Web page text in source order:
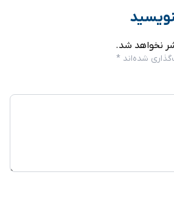
نخواهد شد.
شده‌اند *